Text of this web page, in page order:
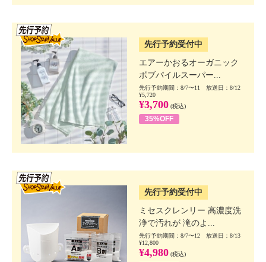
先行予約受付中
エアーかおるオーガニック
ボブパイルスーパー...
先行予約期間：8/7〜11 放送日：8/12
¥5,720
¥3,700 (税込)
35%OFF
先行予約受付中
ミセスクレンリー 高濃度洗
浄で汚れが 滝のよ...
先行予約期間：8/7〜12 放送日：8/13
¥12,800
¥4,980 (税込)